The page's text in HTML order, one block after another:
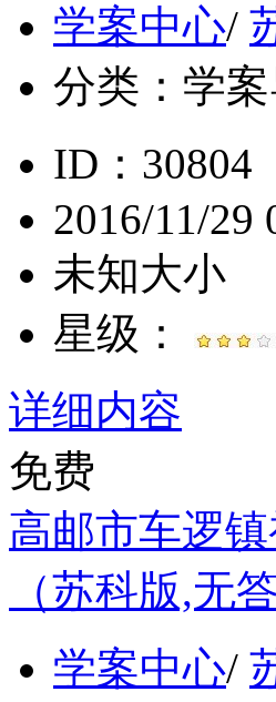
学案中心/
分类： 学
ID：30804
2016/11/29
未知大小
星级：
详细内容
免费
高邮市车逻
（苏科版,无
学案中心/